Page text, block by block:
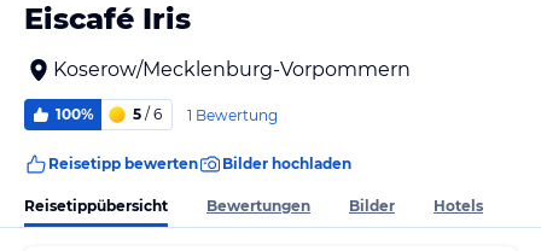
Eiscafé Iris
Koserow/Mecklenburg-Vorpommern
100% 5 / 6 1 Bewertung
Reisetipp bewerten Bilder hochladen
Reisetippübersicht Bewertungen Bilder Hotels